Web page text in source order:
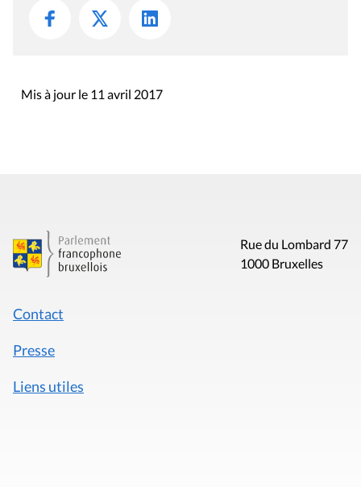
Mis à jour le 11 avril 2017
Rue du Lombard 77
1000 Bruxelles
Contact
Presse
Liens utiles